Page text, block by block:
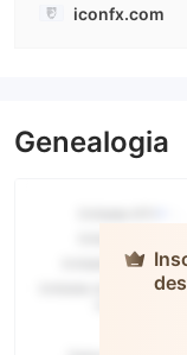
iconfx.com
Genealogia